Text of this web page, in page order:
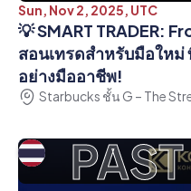
Sun, Nov 2, 2025, UTC
💡 SMART TRADER:
สอนเทรดสำหรับมือให
อย่างมืออาชีพ!
Starbucks ชั้น G – The